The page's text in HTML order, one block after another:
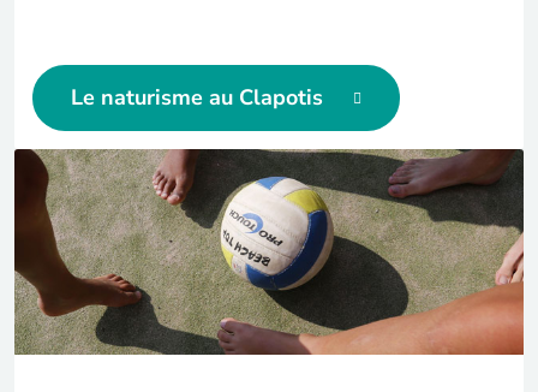
Le naturisme au Clapotis